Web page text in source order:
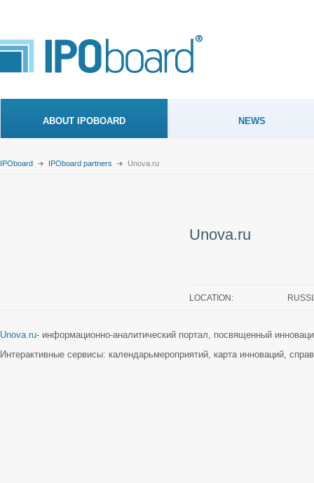
ABOUT IPOBOARD NEWS
IPOboard IPOboard partners Unova.ru
Unova.ru
LOCATION:
Unova.ru- информационно-аналитический портал, посвященный
Интерактивные сервисы: календарьмероприятий, карта инноваций,